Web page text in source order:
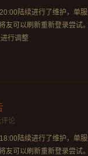
陆续进行了维护，单
友可以刷新重新登录尝试
进行调整
论
陆续进行了维护，单
友可以刷新重新登录尝试